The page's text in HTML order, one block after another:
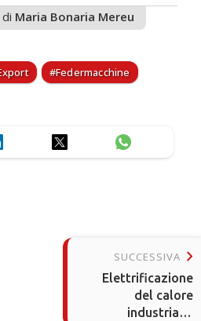
Maria Bonaria Mereu
Federmacchine
SUCCESSIVA keyboard_arrow_right
Elettrificazione
del calore
industriale: